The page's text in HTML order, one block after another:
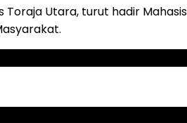
Utara, turut hadir